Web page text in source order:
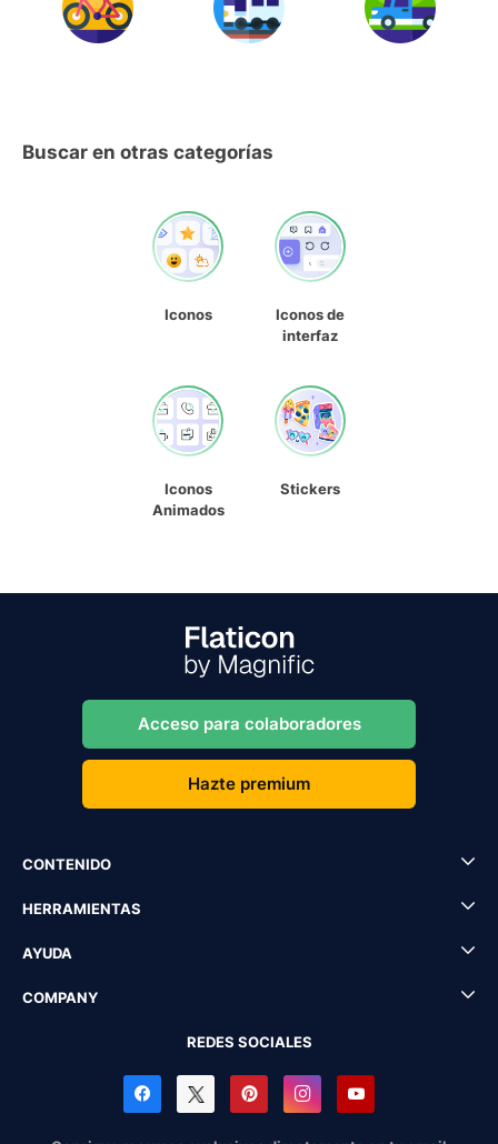
Buscar en otras categorías
Iconos
Iconos de
interfaz
Iconos
Animados
Stickers
Acceso para colaboradores
Hazte premium
CONTENIDO
HERRAMIENTAS
AYUDA
COMPANY
REDES SOCIALES